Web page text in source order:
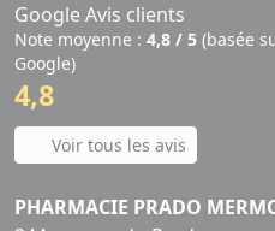
Google Avis clients
Note moyenne : 4,8 / 5 (basée
Google)
4,8
Voir tous les avis
PHARMACIE PRADO